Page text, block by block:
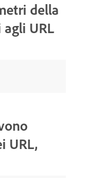
della
URL
URL,